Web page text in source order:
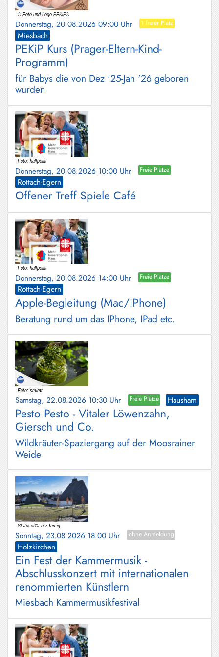
Donnerstag, 20.08.2026 09:00 Uhr 1 freier Platz
Miesbach
PEKiP Kurs (Prager-Eltern-Kind-
Programm)
für Babys die von Dez '25-Jan '26 geboren
wurden
Donnerstag, 20.08.2026 10:00 Uhr Freie Plätze
Rottach-Egern
Offener Treff Spiele Café
Donnerstag, 20.08.2026 14:00 Uhr Freie Plätze
Rottach-Egern
Apple-Begleitung (Mac/iPhone)
Beratung rund um das IPhone, IPad etc.
Samstag, 22.08.2026 10:30 Uhr Freie Plätze Hausham
Pesto Pesto - Vitaler Löwenzahn,
Giersch und Co.
Wildkräuter-Spaziergang auf der Moosrainer
Weide
Sonntag, 23.08.2026 18:00 Uhr ohne Anmeldung
Holzkirchen
Ein Fest der Kammermusik -
Abschlusskonzert mit internationalen
renommierten Künstlern
Miesbach Kammermusikfestival